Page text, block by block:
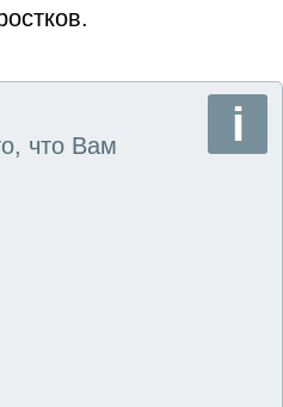
что Вам